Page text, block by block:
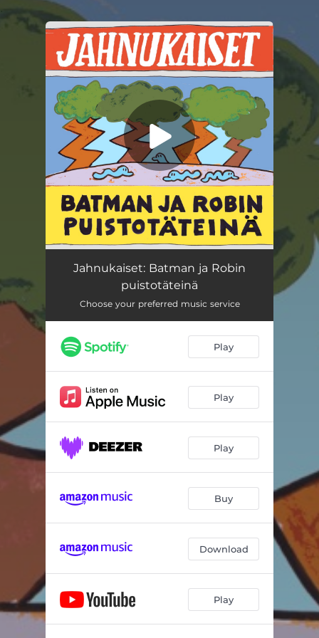
You're all set!
Batman ja Robin puistotäteinä
Jahnukaiset: Batman ja Robin
puistotäteinä
Choose your preferred music service
Play
Play
Play
Buy
Download
Play
.